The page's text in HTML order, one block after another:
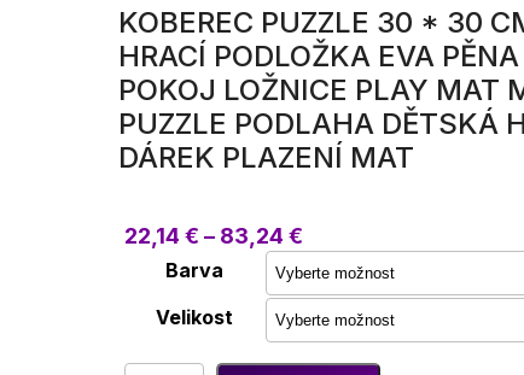
KOBEREC PUZZLE 30 * 30
HRACÍ PODLOŽKA EVA
POKOJ LOŽNICE PLAY MAT
PUZZLE PODLAHA DĚTSKÁ
DÁREK PLAZENÍ MAT
22,14 € – 83,24 €Rozpětí
až
83,24 €
Barva
Velikost